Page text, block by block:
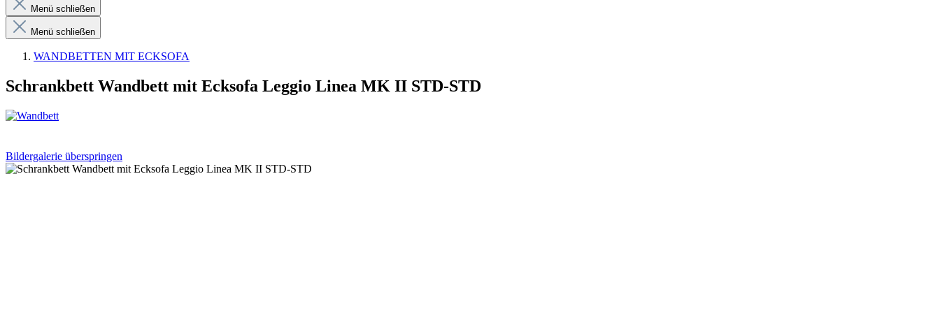
Menü schließen
Menü schließen
WANDBETTEN MIT ECKSOFA
Schrankbett Wandbett mit Ecksofa Leggio Linea MK II STD-STD
Bildergalerie überspringen